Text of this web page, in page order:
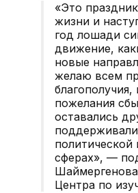
«Это
жизни и
год лошади
движение,
новые
желаю всем
пожелания
оставались
политической
сферах», —
Центра по